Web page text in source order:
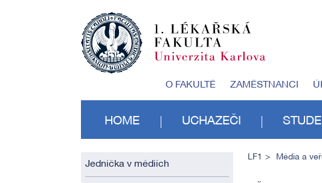
O FAKULTĚ ZAMĚSTNANCI
HOME UCHAZEČI
Jednička v médiích
LF1 Média a